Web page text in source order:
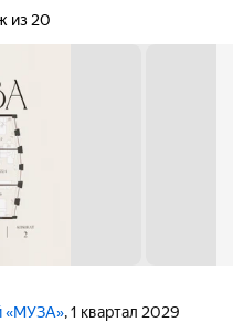
из 20
«МУЗА», 1 квартал 2029